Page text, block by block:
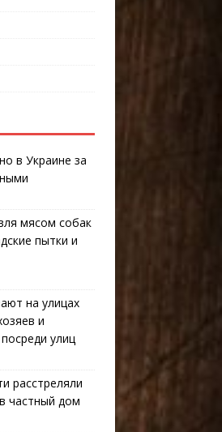
в Украине за
мясом собак
пытки и
на улицах
и
улиц
расстреляли
частный дом